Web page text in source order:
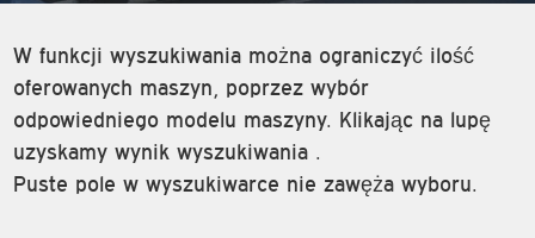
W funkcji wyszukiwania można ograniczyć ilość
oferowanych maszyn, poprzez wybór
odpowiedniego modelu maszyny. Klikając na lupę
uzyskamy wynik wyszukiwania .
Puste pole w wyszukiwarce nie zawęża wyboru.